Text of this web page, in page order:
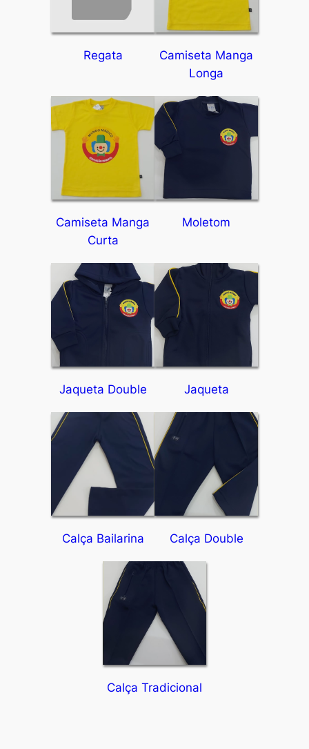
Regata
Camiseta Manga
Longa
Camiseta Manga
Curta
Moletom
Jaqueta Double Jaqueta
Calça Bailarina Calça Double
Calça Tradicional